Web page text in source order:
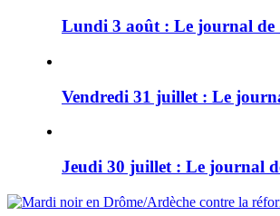
Lundi 3 août : Le journal de
Vendredi 31 juillet : Le
Jeudi 30 juillet : Le journal